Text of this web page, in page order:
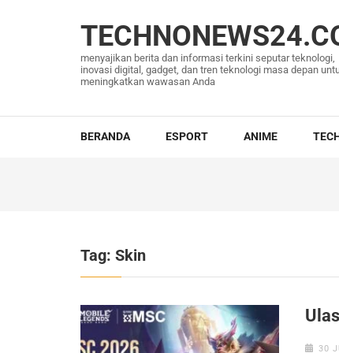
menyajikan berita dan informasi terkini seputar teknologi,
inovasi digital, gadget, dan tren teknologi masa depan
meningkatkan wawasan Anda
BERANDA ESPORT ANIME
Tag: Skin
30